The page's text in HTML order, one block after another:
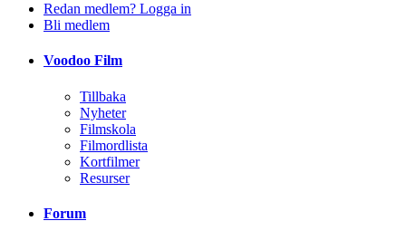
Redan medlem? Logga in
Bli medlem
Voodoo Film
Tillbaka
Nyheter
Filmskola
Filmordlista
Kortfilmer
Resurser
Forum